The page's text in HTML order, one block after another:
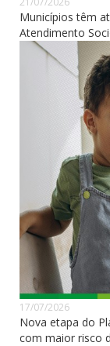
Municípios têm
Atendimento
17/07/2026
Nova etapa do
com maior risco